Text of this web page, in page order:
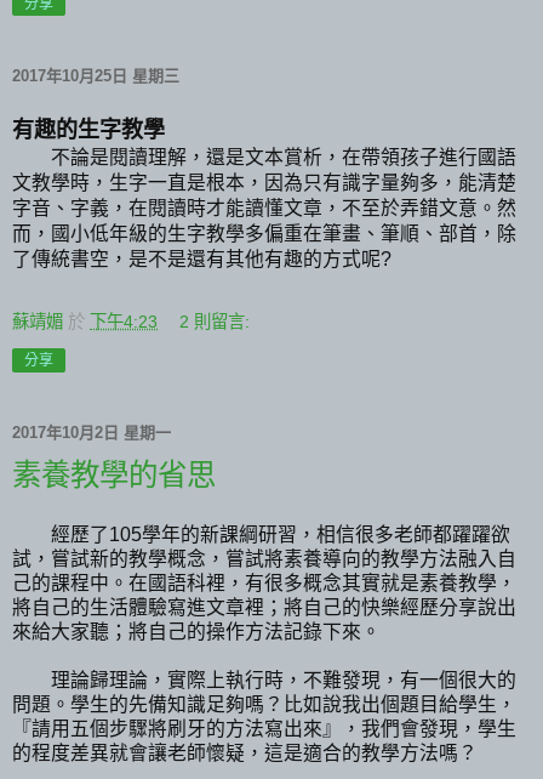
2017年10月25日 星期三
有趣的生字教學
不論是閱讀理解，還是文本賞析，在帶領孩子進行國語
文教學時，生字一直是根本，因為只有識字量夠多，能清楚
字音、字義，在閱讀時才能讀懂文章，不至於弄錯文意。然
而，國小低年級的生字教學多偏重在筆畫、筆順、部首，除
了傳統書空，是不是還有其他有趣的方式呢?
蘇靖媚 於 下午4:23 2 則留言:
分享
2017年10月2日 星期一
素養教學的省思
經歷了105學年的新課綱研習，相信很多老師都躍躍欲
試，嘗試新的教學概念，嘗試將素養導向的教學方法融入自
己的課程中。在國語科裡，有很多概念其實就是素養教學，
將自己的生活體驗寫進文章裡；將自己的快樂經歷分享說出
來給大家聽；將自己的操作方法記錄下來。
理論歸理論，實際上執行時，不難發現，有一個很大的
問題。學生的先備知識足夠嗎？比如說我出個題目給學生，
『請用五個步驟將刷牙的方法寫出來』，我們會發現，學生
的程度差異就會讓老師懷疑，這是適合的教學方法嗎？